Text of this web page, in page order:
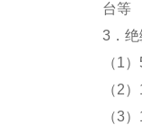
台等
3．
（1
（2
（3